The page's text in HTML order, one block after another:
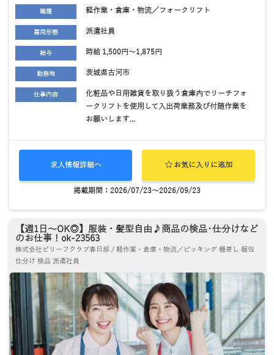
職種 軽作業・倉庫・物流／フォークリフト
雇用形態 派遣社員
給与 時給 1,500円～1,875円
勤務地 茨城県古河市
仕事内容
化粧品や日用雑貨を取り扱う倉庫内でリーチフォ
ークリフトを使用して入出荷業務及び付随作業を
お願いします...
求人情報詳細へ お気に入りに追加
掲載期間：2026/07/23～2026/09/23
【週1日～OK◎】服装・髪型自由♪商品の検品･仕分けなど
のお仕事！ok-23563
株式会社ビリーフクラブ春日部 / 軽作業・倉庫・物流／ピッキング 棚差し 梱包
仕分け 検品 派遣社員